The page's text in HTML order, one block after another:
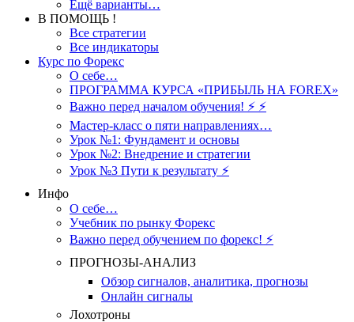
Ещё варианты…
В ПОМОЩЬ !
Все стратегии
Все индикаторы
Курс по Форекс
О себе…
ПРОГРАММА КУРСА «ПРИБЫЛЬ НА FOREX»
Важно перед началом обучения! ⚡ ⚡
Мастер-класс о пяти направлениях…
Урок №1: Фундамент и основы
Урок №2: Внедрение и стратегии
Урок №3 Пути к результату ⚡️
Инфо
О себе…
Учебник по рынку Форекс
Важно перед обучением по форекс! ⚡
ПРОГНОЗЫ-АНАЛИЗ
Обзор сигналов, аналитика, прогнозы
Онлайн сигналы
Лохотроны